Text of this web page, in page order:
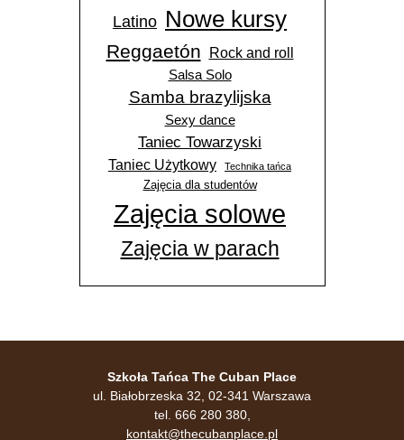
Latino Nowe kursy
Reggaetón Rock and roll
Salsa Solo
Samba brazylijska
Sexy dance
Taniec Towarzyski
Taniec Użytkowy Technika tańca
Zajęcia dla studentów
Zajęcia solowe
Zajęcia w parach
Szkoła Tańca The Cuban Place
ul. Białobrzeska 32, 02-341 Warszawa
tel. 666 280 380,
kontakt@thecubanplace.pl